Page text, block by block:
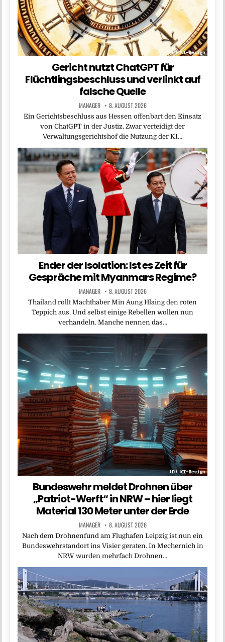
Gericht nutzt ChatGPT für
Flüchtlingsbeschluss und verlinkt auf
falsche Quelle
MANAGER 8. AUGUST 2026
Ein Gerichtsbeschluss aus Hessen offenbart den Einsatz
von ChatGPT in der Justiz. Zwar verteidigt der
Verwaltungsgerichtshof die Nutzung der KI…
Ender der Isolation: Ist es Zeit für
Gespräche mit Myanmars Regime?
MANAGER 8. AUGUST 2026
Thailand rollt Machthaber Min Aung Hlaing den roten
Teppich aus. Und selbst einige Rebellen wollen nun
verhandeln. Manche nennen das…
Bundeswehr meldet Drohnen über
„Patriot-Werft“ in NRW – hier liegt
Material 130 Meter unter der Erde
MANAGER 8. AUGUST 2026
Nach dem Drohnenfund am Flughafen Leipzig ist nun ein
Bundeswehrstandort ins Visier geraten. In Mechernich in
NRW wurden mehrfach Drohnen…